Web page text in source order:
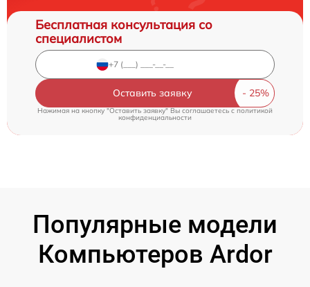
Бесплатная консультация со
специалистом
Оставить заявку
Нажимая на кнопку "Оставить заявку" Вы соглашаетесь cполитикой
конфиденциальности
Популярные модели
Компьютеров Ardor